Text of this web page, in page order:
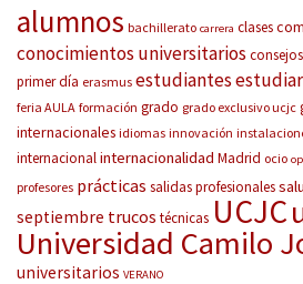
alumnos bachillerato carrera clases
conocimientos universitariosconsejos
primer día erasmus estudiantesestudiar
feria AULA formación grado grado exclusivo ucjc
internacionales idiomas innovación
internacionalinternacionalidad Madrid ocio
profesores prácticas salidas profesionales
septiembre trucos técnicas UCJC
Universidad Camilo
universitarios VERANO